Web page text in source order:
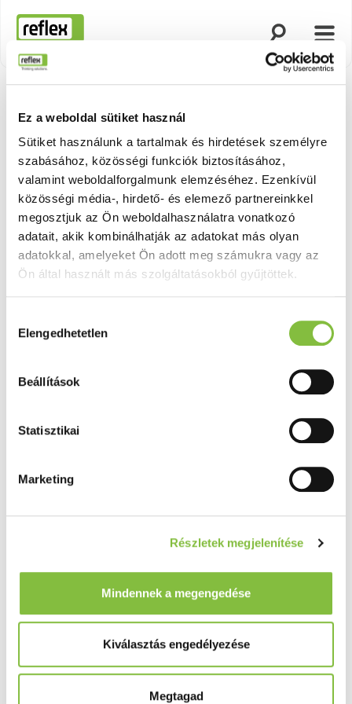
Ez a weboldal sütiket használ
Sütiket használunk a tartalmak és hirdetések személyre
szabásához, közösségi funkciók biztosításához,
valamint weboldalforgalmunk elemzéséhez. Ezenkívül
közösségi média-, hirdető- és elemező partnereinkkel
megosztjuk az Ön weboldalhasználatra vonatkozó
adatait, akik kombinálhatják az adatokat más olyan
adatokkal, amelyeket Ön adott meg számukra vagy az
Ön által használt más szolgáltatásokból gyűjtöttek.
kiválasztása
Elengedhetetlen
Beállítások
Statisztikai
Marketing
Részletek megjelenítése
Mindennek a megengedése
Kiválasztás engedélyezése
Megtagad
Honlap
Keresés